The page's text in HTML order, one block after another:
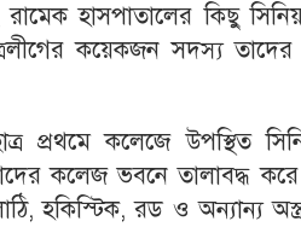
হাসপাতালের কিছু
কয়েকজন সদস্য
প্রথমে কলেজে উপস্থিত
কলেজ ভবনে তালাবদ্ধ
হকিস্টিক, রড ও অন্যান্য